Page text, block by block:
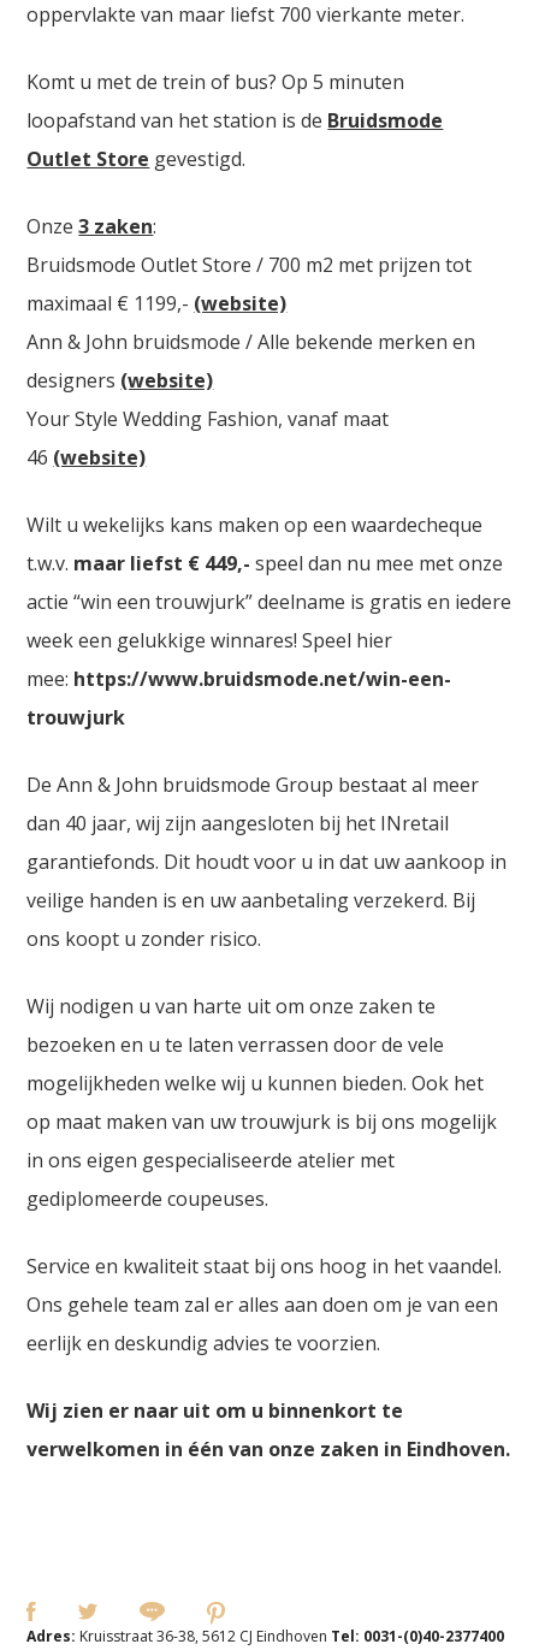
oppervlakte van maar liefst 700 vierkante meter.
Komt u met de trein of bus? Op 5 minuten
loopafstand van het station is de Bruidsmode
Outlet Store gevestigd.
Onze3 zaken:
Bruidsmode Outlet Store / 700 m2 met prijzen tot
maximaal € 1199,- (website)
Ann & John bruidsmode / Alle bekende merken en
designers (website)
Your Style Wedding Fashion, vanaf maat
46 (website)
Wilt u wekelijks kans maken op een waardecheque
t.w.v. maar liefst € 449,- speel dan nu mee met onze
actie “win een trouwjurk” deelname is gratis en iedere
week een gelukkige winnares! Speel hier
mee: https://www.bruidsmode.net/win-een-
trouwjurk
De Ann & John bruidsmode Group bestaat al meer
dan 40 jaar, wij zijn aangesloten bij het INretail
garantiefonds. Dit houdt voor u in dat uw aankoop in
veilige handen is en uw aanbetaling verzekerd. Bij
ons koopt u zonder risico.
Wij nodigen u van harte uit om onze zaken te
bezoeken en u te laten verrassen door de vele
mogelijkheden welke wij u kunnen bieden. Ook het
op maat maken van uw trouwjurk is bij ons mogelijk
in ons eigen gespecialiseerde atelier met
gediplomeerde coupeuses.
Service en kwaliteit staat bij ons hoog in het vaandel.
Ons gehele team zal er alles aan doen om je van een
eerlijk en deskundig advies te voorzien.
Wij zien er naar uit om u binnenkort te
verwelkomen in één van onze zaken in Eindhoven.
Adres: Kruisstraat 36-38, 5612 CJ Eindhoven Tel: 0031-(0)40-2377400